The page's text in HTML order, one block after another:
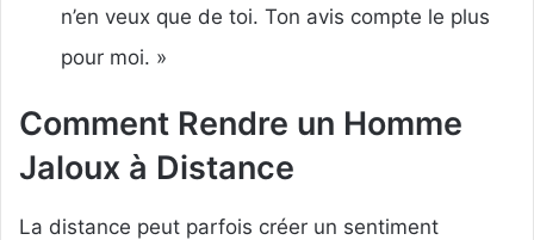
n’en veux que de toi. Ton avis compte le plus
pour moi. »
Comment Rendre un Homme
Jaloux à Distance
La distance peut parfois créer un sentiment